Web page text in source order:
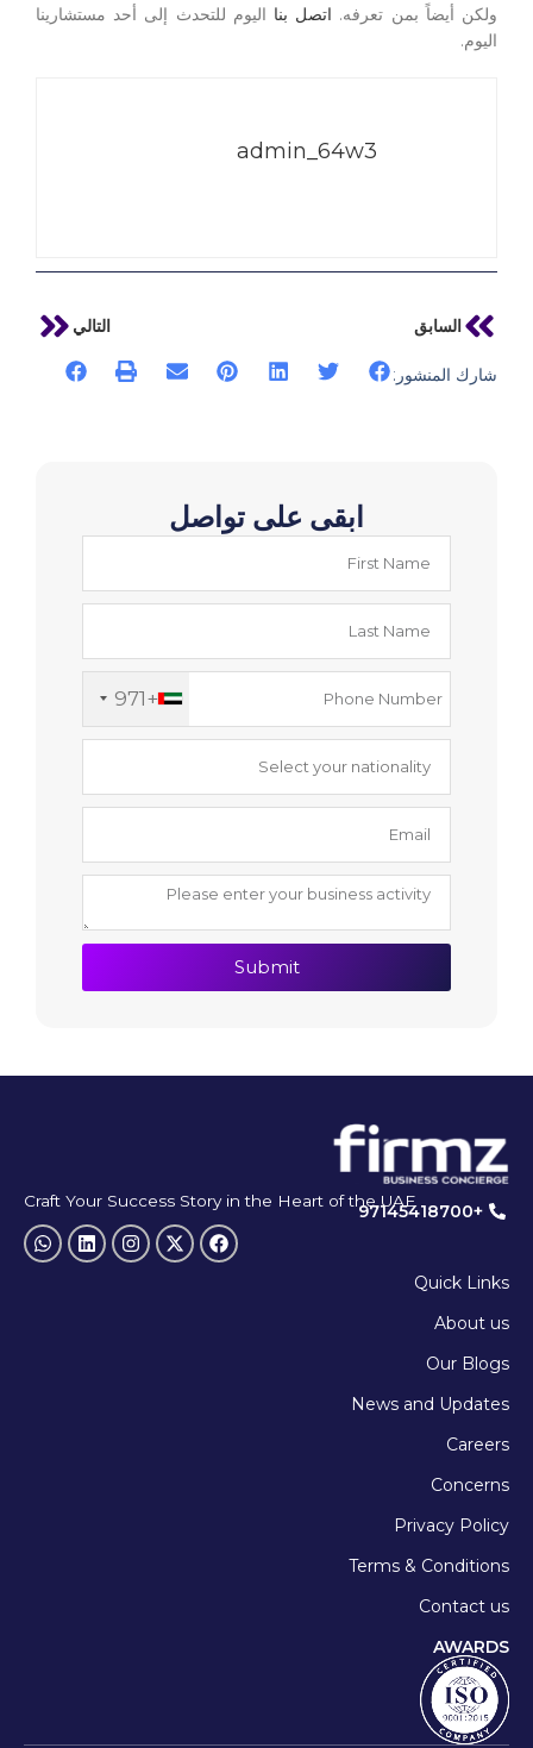
ولكن أيضاً بمن تعرفه. اتصل بنا اليوم للتحدث إلى أحد مستشارينا
اليوم.
admin_64w3
السابق التالي
شارك المنشور:
ابقى على تواصل
+971
Submit
Craft Your Success Story in the Heart of the UAE +97145418700
Quick Links
About us
Our Blogs
News and Updates
Careers
Concerns
Privacy Policy
Terms & Conditions
Contact us
AWARDS